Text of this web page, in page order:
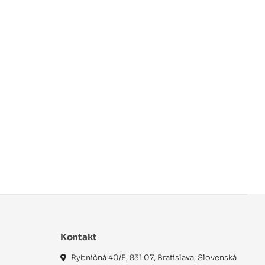
Kontakt
Rybničná 40/E, 831 07, Bratislava, Slovenská